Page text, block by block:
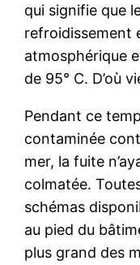
qui signifie que
refroidissement
atmosphérique
de 95° C. D’où
Pendant ce
contaminée
mer, la fuite
colmatée.
schémas
au pied du
plus grand des